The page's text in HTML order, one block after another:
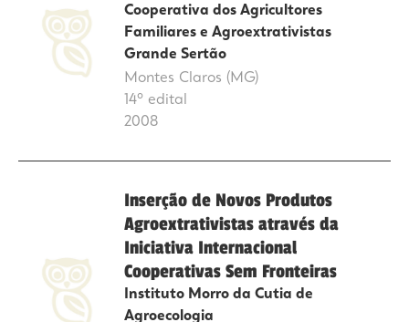
Cooperativa dos Agricultores
Familiares e Agroextrativistas
Grande Sertão
Montes Claros (MG)
14º edital
2008
Inserção de Novos Produtos
Agroextrativistas através da
Iniciativa Internacional
Cooperativas Sem Fronteiras
Instituto Morro da Cutia de
Agroecologia